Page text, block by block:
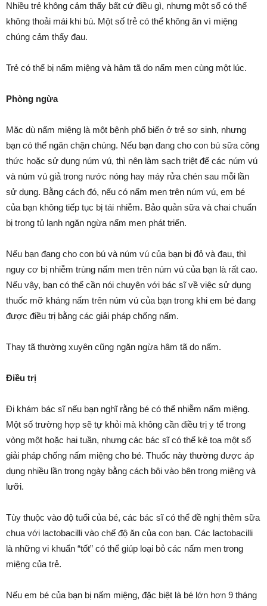
Nhiều trẻ không cảm thấy bất cứ điều gì, nhưng một số có thể
không thoải mái khi bú. Một số trẻ có thể không ăn vì miệng
chúng cảm thấy đau.
Trẻ có thể bị nấm miệng và hâm tã do nấm men cùng một lúc.
Phòng ngừa
Mặc dù nấm miệng là một bệnh phổ biến ở trẻ sơ sinh, nhưng
bạn có thể ngăn chặn chúng. Nếu bạn đang cho con bú sữa công
thức hoặc sử dụng núm vú, thì nên làm sạch triệt để các núm vú
và núm vú giả trong nước nóng hay máy rửa chén sau mỗi lần
sử dụng. Bằng cách đó, nếu có nấm men trên núm vú, em bé
của bạn không tiếp tục bị tái nhiễm. Bảo quản sữa và chai chuẩn
bị trong tủ lạnh ngăn ngừa nấm men phát triển.
Nếu bạn đang cho con bú và núm vú của bạn bị đỏ và đau, thì
nguy cơ bị nhiễm trùng nấm men trên núm vú của bạn là rất cao.
Nếu vậy, bạn có thể cần nói chuyện với bác sĩ về việc sử dụng
thuốc mỡ kháng nấm trên núm vú của bạn trong khi em bé đang
được điều trị bằng các giải pháp chống nấm.
Thay tã thường xuyên cũng ngăn ngừa hâm tã do nấm.
Điều trị
Đi khám bác sĩ nếu bạn nghĩ rằng bé có thể nhiễm nấm miệng.
Một số trường hợp sẽ tự khỏi mà không cần điều trị y tế trong
vòng một hoặc hai tuần, nhưng các bác sĩ có thể kê toa một số
giải pháp chống nấm miệng cho bé. Thuốc này thường được áp
dụng nhiều lần trong ngày bằng cách bôi vào bên trong miệng và
lưỡi.
Tùy thuộc vào độ tuổi của bé, các bác sĩ có thể đề nghị thêm sữa
chua với lactobacilli vào chế độ ăn của con bạn. Các lactobacilli
là những vi khuẩn “tốt” có thể giúp loại bỏ các nấm men trong
miệng của trẻ.
Nếu em bé của bạn bị nấm miệng, đặc biệt là bé lớn hơn 9 tháng